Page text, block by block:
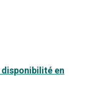
en